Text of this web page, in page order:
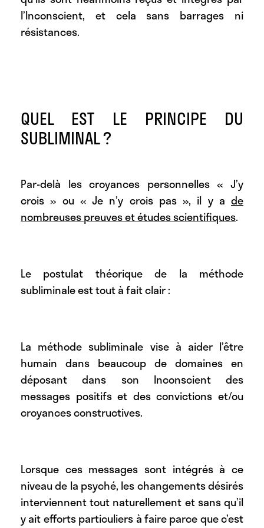
l’Inconscient, et cela sans barrages ni
résistances.
QUEL EST LE PRINCIPE DU
SUBLIMINAL ?
Par-delà les croyances personnelles « J’y
crois » ou « Je n’y crois pas », il y a de
nombreuses preuves et études scientifiques.
Le postulat théorique de la méthode
subliminale est tout à fait clair :
La méthode subliminale vise à aider l’être
humain dans beaucoup de domaines en
déposant dans son Inconscient des
messages positifs et des convictions et/ou
croyances constructives.
Lorsque ces messages sont intégrés à ce
niveau de la psyché, les changements désirés
interviennent tout naturellement et sans qu’il
y ait efforts particuliers à faire parce que c’est